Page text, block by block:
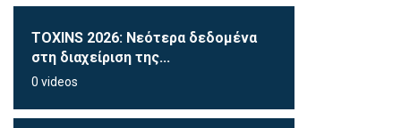
TOXINS 2026: Νεότερα δεδομένα
στη διαχείριση της...
0 videos